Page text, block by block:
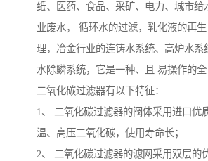
纸、医药、食品、采矿、电力、城市给
业废水， 循环水的过滤，乳化液的再
理，冶金行业的连铸水系统、高炉水系
水除鳞系统，它是一种、且 易操作的全
二氧化碳过滤器有以下特征：
1、 二氧化碳过滤器的阀体采用进口优
温、高压二氧化碳，使用寿命长；
2、 二氧化碳过滤器的滤网采用双层的